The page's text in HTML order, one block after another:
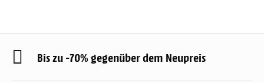
Bis zu -70% gegenüber dem Neupreis